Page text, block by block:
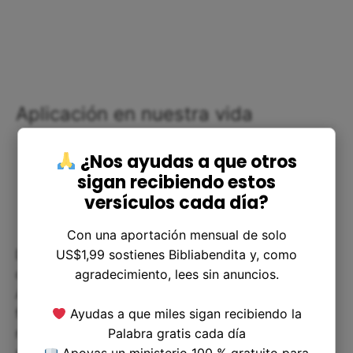
Aplicación en nuestra vida
Debemos tener siempre presente la importancia
del culto y la adoración a Dios en nuestras vidas.
forma de alabar a Dios, sino de fortalecer nuestra
relación con Él. Debemos esforzarnos por
¿Nos ayudas a que otros
sigan recibiendo estos
versículos cada día?
Con una aportación mensual de solo
US$1,99 sostienes Bibliabendita y, como
agradecimiento, lees sin anuncios.
Ayudas a que miles sigan recibiendo la
Palabra gratis cada día